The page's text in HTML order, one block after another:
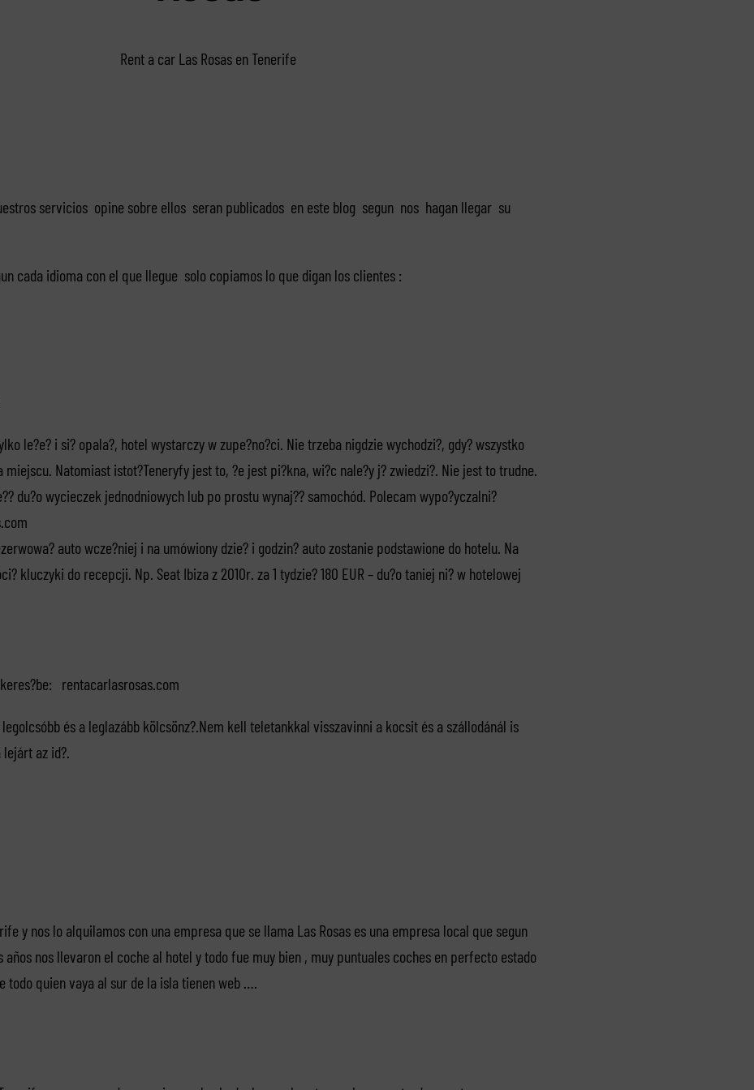
Rent a car Las Rosas en Tenerife
servicios opine sobre ellos seran publicados en este blog segun nos hagan llegar su
cada idioma con el que llegue solo copiamos lo que digan los clientes :
le?e? i si? opala?, hotel wystarczy w zupe?no?ci. Nie trzeba nigdzie wychodzi?, gdy? wszystko
miejscu. Natomiast istot?Teneryfy jest to, ?e jest pi?kna, wi?c nale?y j? zwiedzi?. Nie jest to trudne.
du?o wycieczek jednodniowych lub po prostu wynaj?? samochód. Polecam wypo?yczalni?
auto wcze?niej i na umówiony dzie? i godzin? auto zostanie podstawione do hotelu. Na
kluczyki do recepcji. Np. Seat Ibiza z 2010r. za 1 tydzie? 180 EUR – du?o taniej ni? w hotelowej
rentacarlasrosas.com
és a leglazább kölcsönz?.Nem kell teletankkal visszavinni a kocsit és a szállodánál is
az id?.
y nos lo alquilamos con una empresa que se llama Las Rosas es una empresa local que segun
años nos llevaron el coche al hotel y todo fue muy bien , muy puntuales coches en perfecto estado
todo quien vaya al sur de la isla tienen web ….